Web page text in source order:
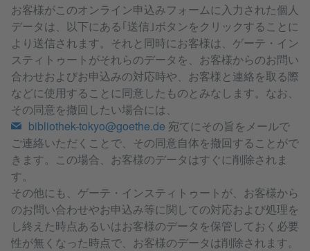
お客様がこのオンライン申込みフォームに入力された個人
データは、以下にある｢送信｣ボタンをクリックすることに
より送信されます。それと同時にお客様は、ゲーテ・イン
スティトゥートがそれらのデータを、お客様からのお問い
合わせおよびお申込みの対応時や、お客様と連絡を取る際
などに使用することに同意したものとみなします。なお、
その同意を撤回したい場合には、
bibliothek-tokyo@goethe.de 宛てにその旨をメールで
ご連絡いただくことで、その同意自体を撤回することがで
きます。この場合、お客様のデータはすぐに削除されま
す。
その他にも、ゲーテ・インスティトゥートが、お客様から
のお問い合わせやお申込み等に関しての対応および処理を
し終えた時点あるいはお客様のデータを保管しておく必要
性が無くなった時点で、お客様のデータは削除されます。